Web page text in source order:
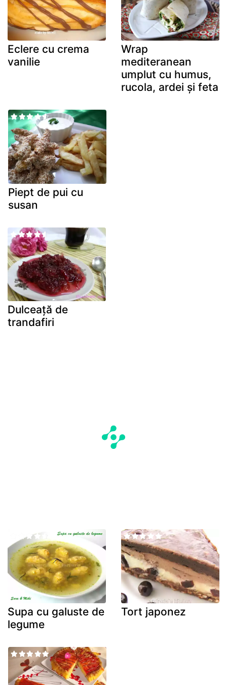
Eclere cu crema
vanilie
Wrap
mediteranean
umplut cu humus,
rucola, ardei și feta
Piept de pui cu
susan
Dulceață de
trandafiri
Supa cu galuste de
legume
Tort japonez